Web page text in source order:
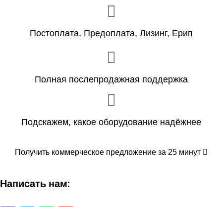
Постоплата, Предоплата, Лизинг, Ерип
Полная послепродажная поддержка
Подскажем, какое оборудование надёжнее
Получить коммерческое предложение за 25 минут
Написать нам: